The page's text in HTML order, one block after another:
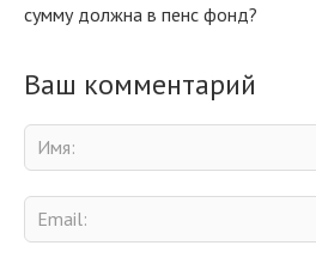
сумму должна в пенс фонд?
Ваш комментарий